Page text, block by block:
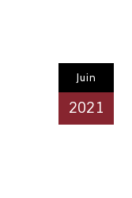
Juin
2021